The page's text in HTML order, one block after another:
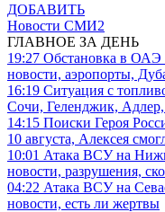
ДОБАВИТЬ
Новости СМИ2
ГЛАВНОЕ ЗА ДЕНЬ
19:27 Обстановка в ОАЭ
новости, аэропорты,
16:19 Ситуация с
Сочи, Геленджик,
14:15 Поиски Героя
10 августа, Алексея
10:01 Атака ВСУ на
новости, разрушения,
04:22 Атака ВСУ на
новости, есть ли жертвы